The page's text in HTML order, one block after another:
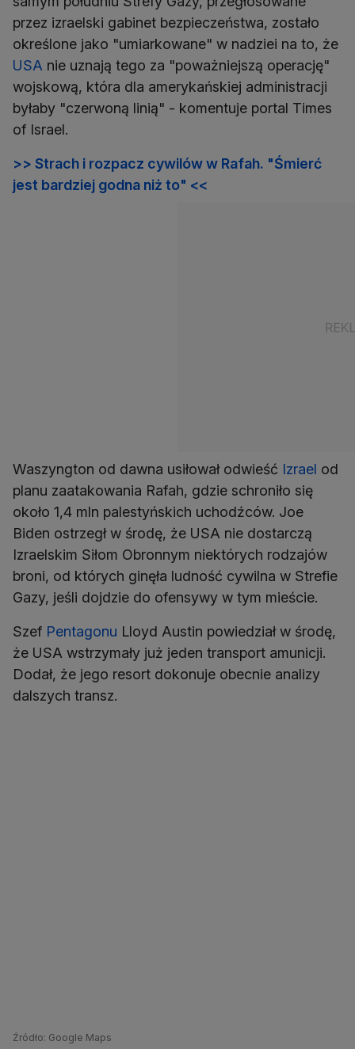
przez izraelski gabinet bezpieczeństwa, zostało
określone jako "umiarkowane" w nadziei na to, że
USA nie uznają tego za "poważniejszą operację"
wojskową, która dla amerykańskiej administracji
byłaby "czerwoną linią" - komentuje portal Times
of Israel.
>> Strach i rozpacz cywilów w Rafah. "Śmierć
jest bardziej godna niż to" <<
Waszyngton od dawna usiłował odwieść Izrael od
planu zaatakowania Rafah, gdzie schroniło się
około 1,4 mln palestyńskich uchodźców. Joe
Biden ostrzegł w środę, że USA nie dostarczą
Izraelskim Siłom Obronnym niektórych rodzajów
broni, od których ginęła ludność cywilna w Strefie
Gazy, jeśli dojdzie do ofensywy w tym mieście.
Szef Pentagonu Lloyd Austin powiedział w środę,
że USA wstrzymały już jeden transport amunicji.
Dodał, że jego resort dokonuje obecnie analizy
dalszych transz.
Źródło: Google Maps